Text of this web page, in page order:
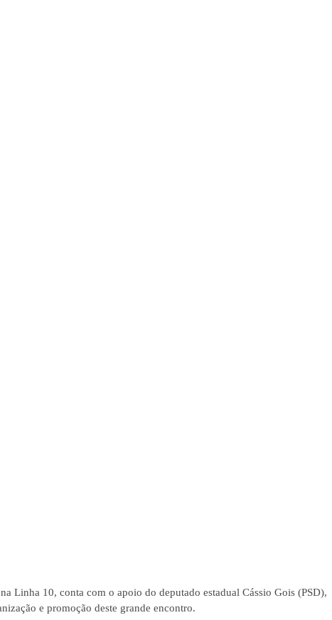
Linha 10, conta com o apoio do deputado estadual Cássio Gois (PSD),
e promoção deste grande encontro.